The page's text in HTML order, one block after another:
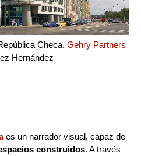
Checa. Gehry Partners
Hernández
es un narrador visual, capaz de
construidos. A través